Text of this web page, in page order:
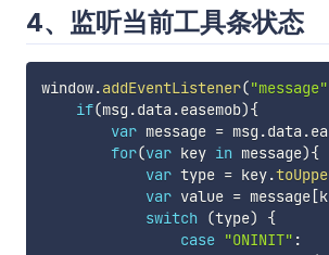
4、监听当前工具条状态
window.addEventListener("message"
if(msg .data .easemob){
var message = msg .data .
for(var key in message){
var type = key.
var value = message[
switch
(type)
{
case "ONINIT" :